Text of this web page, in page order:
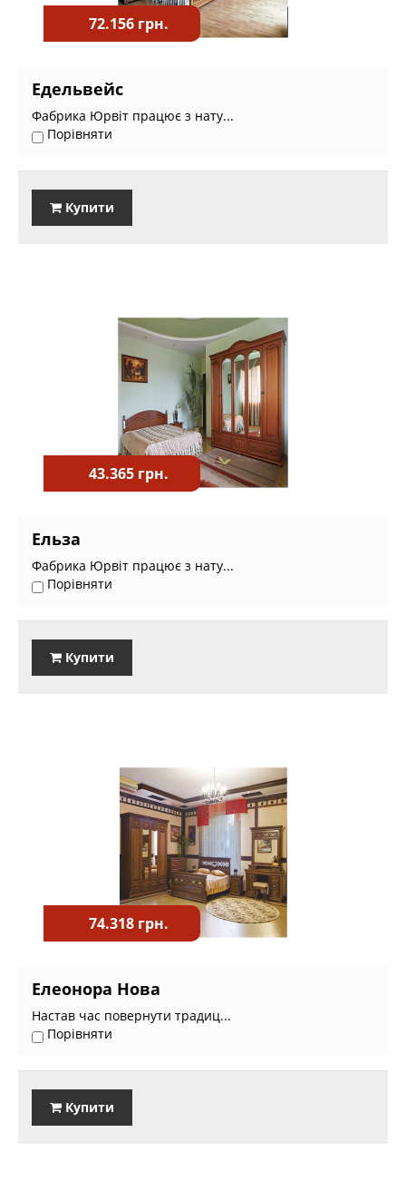
72.156 грн.
Едельвейс
Фабрика Юрвіт працює з нату...
Порівняти
Купити
43.365 грн.
Ельза
Фабрика Юрвіт працює з нату...
Порівняти
Купити
74.318 грн.
Елеонора Нова
Настав час повернути традиц...
Порівняти
Купити